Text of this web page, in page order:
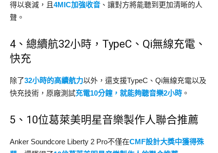
得以衰減，且 4MIC加強收音 、讓對方將能聽到更加清晰的人
聲。
4、總續航32小時，TypeC、Qi無線充電、
快充
除了32小時的高續航力以外，還支援TypeC、Qi無線充電以及
快充技術，原廠測試充電10分鐘，就能夠聽音樂2小時 。
5、10位葛萊美明星音樂製作人聯合推薦
Anker Soundcore Liberty 2 Pro不僅在CMF設計大獎中獲得殊